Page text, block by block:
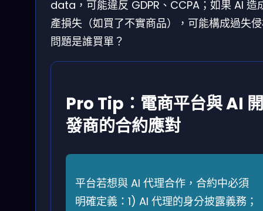
data，可能違反 GDPR、CCPA；如果 AI 造
產損失（如買了不實商品），可能構成過失
問題是誰買單？
Pro Tip：電商平台與 AI 開
發商的合約應對
平台若想與 AI 代理合作，合約中必須
明確定義：1) AI 代理的身分披露義務；